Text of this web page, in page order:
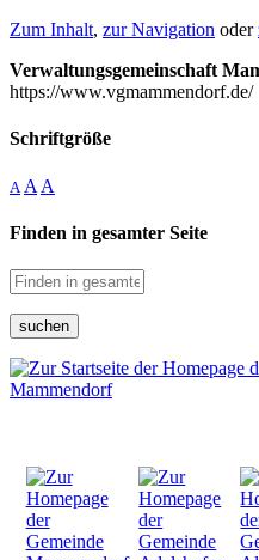
Zum Inhalt, zur Navigation oder
Verwaltungsgemeinschaft
https://www.vgmammendorf.de/
Schriftgröße
A A A
Finden in gesamter Seite
suchen